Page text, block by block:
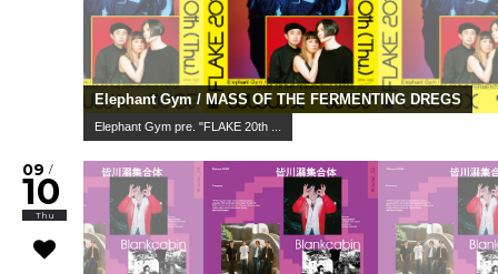
Elephant Gym / MASS OF THE FERMENTING DREGS
Elephant Gym pre. "FLAKE 20th ...
09 /
10
Thu